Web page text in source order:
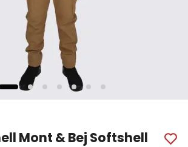
Mont & Bej Softshell